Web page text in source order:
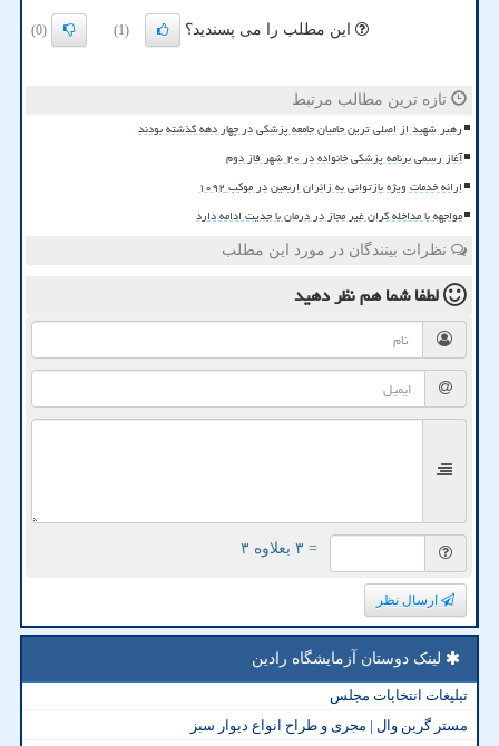
این مطلب را می پسندید؟ (1)
(0)
تازه ترین مطالب مرتبط
رهبر شهید از اصلی ترین حامیان جامعه پزشکی در چهار دهه گذشته بودند
آغاز رسمی برنامه پزشکی خانواده در ۲۰ شهر فاز دوم
ارائه خدمات ویژه بازتوانی به زائران اربعین در موکب ۱۰۹۲
مواجهه با مداخله گران غیر مجاز در درمان با جدیت ادامه دارد
نظرات بینندگان در مورد این مطلب
لطفا شما همنظر دهید
= ۳ بعلاوه ۳
ارسال نظر
لینک دوستان آزمایشگاه رادین
تبلیغات انتخابات مجلس
مستر گرین وال | مجری و طراح انواع دیوار سبز